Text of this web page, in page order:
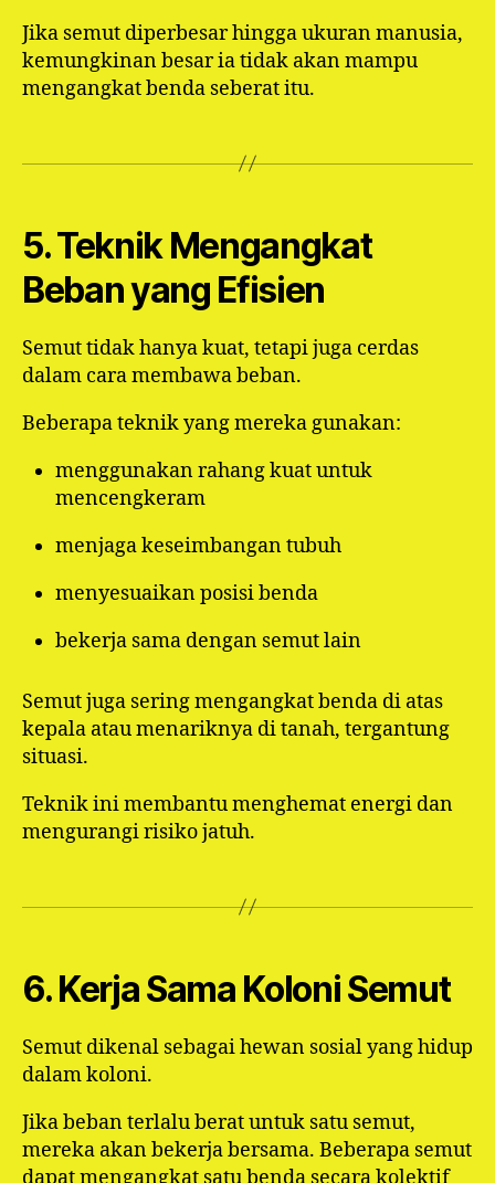
Jika semut diperbesar hingga ukuran manusia,
kemungkinan besar ia tidak akan mampu
mengangkat benda seberat itu.
5. Teknik Mengangkat
Beban yang Efisien
Semut tidak hanya kuat, tetapi juga cerdas
dalam cara membawa beban.
Beberapa teknik yang mereka gunakan:
menggunakan rahang kuat untuk
mencengkeram
menjaga keseimbangan tubuh
menyesuaikan posisi benda
bekerja sama dengan semut lain
Semut juga sering mengangkat benda di atas
kepala atau menariknya di tanah, tergantung
situasi.
Teknik ini membantu menghemat energi dan
mengurangi risiko jatuh.
6. Kerja Sama Koloni Semut
Semut dikenal sebagai hewan sosial yang hidup
dalam koloni.
Jika beban terlalu berat untuk satu semut,
mereka akan bekerja bersama. Beberapa semut
dapat mengangkat satu benda secara kolektif